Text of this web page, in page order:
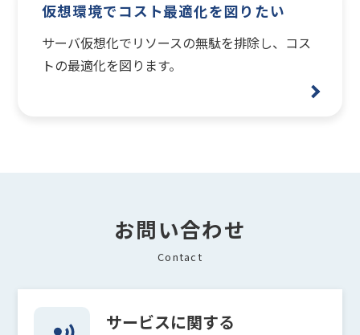
仮想環境でコスト最適化を図りたい
サーバ仮想化でリソースの無駄を排除し、コス
トの最適化を図ります。
お問い合わせ
Contact
サービスに関する